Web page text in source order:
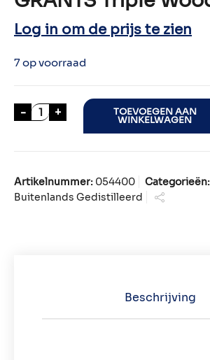
Log in om de prijs te zien
7 op voorraad
- GRANTS Triple Wood 70cl
+ TOEVOEGEN AAN
WINKELWAGEN
Artikelnummer: 054400 Categorieën:
Buitenlands Gedistilleerd
Beschrijving